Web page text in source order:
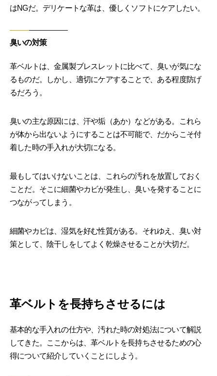
はNGだ。デリケートな革は、優しくソフトにケアしたい。
臭いの対策
革ベルトは、金属製ブレスレットに比べて、臭いが気にな
るものだ。しかし、適切にケアすることで、ある程度防げ
るだろう。
臭いの主な原因には、汗や垢（あか）などがある。これら
が体から出ないようにすることは不可能で、だからこそ付
着した時の手入れが大切になる。
最もしてはいけないことは、これらの汚れを放置しておく
ことだ。そこに細菌やカビが発生し、臭いを発することに
つながってしまう。
細菌やカビは、湿気を好む性質がある。それゆえ、臭い対
策として、陰干しをしてよく乾燥させることが大切だ。
革ベルトを長持ちさせるには
基本的な手入れの仕方や、汚れた時の対処法について解説
してきた。ここからは、革ベルトを長持ちさせるための心
得について紹介していくことにしよう。